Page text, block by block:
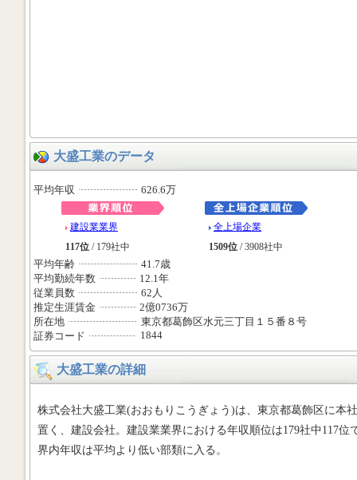
大盛工業のデータ
平均年収 626.6万
建設業業界
117位 / 179社中
全上場企業
1509位 / 3908社中
平均年齢
41.7歳
平均勤続年数
12.1年
従業員数
62人
推定生涯賃金
2億0736万
所在地
東京都葛飾区水元三丁目１５番８号
証券コード
1844
大盛工業の詳細
株式会社大盛工業(おおもりこうぎょう)は、東京都葛飾区に本
置く、建設会社。建設業業界における年収順位は179社中117位
界内年収は平均より低い部類に入る。